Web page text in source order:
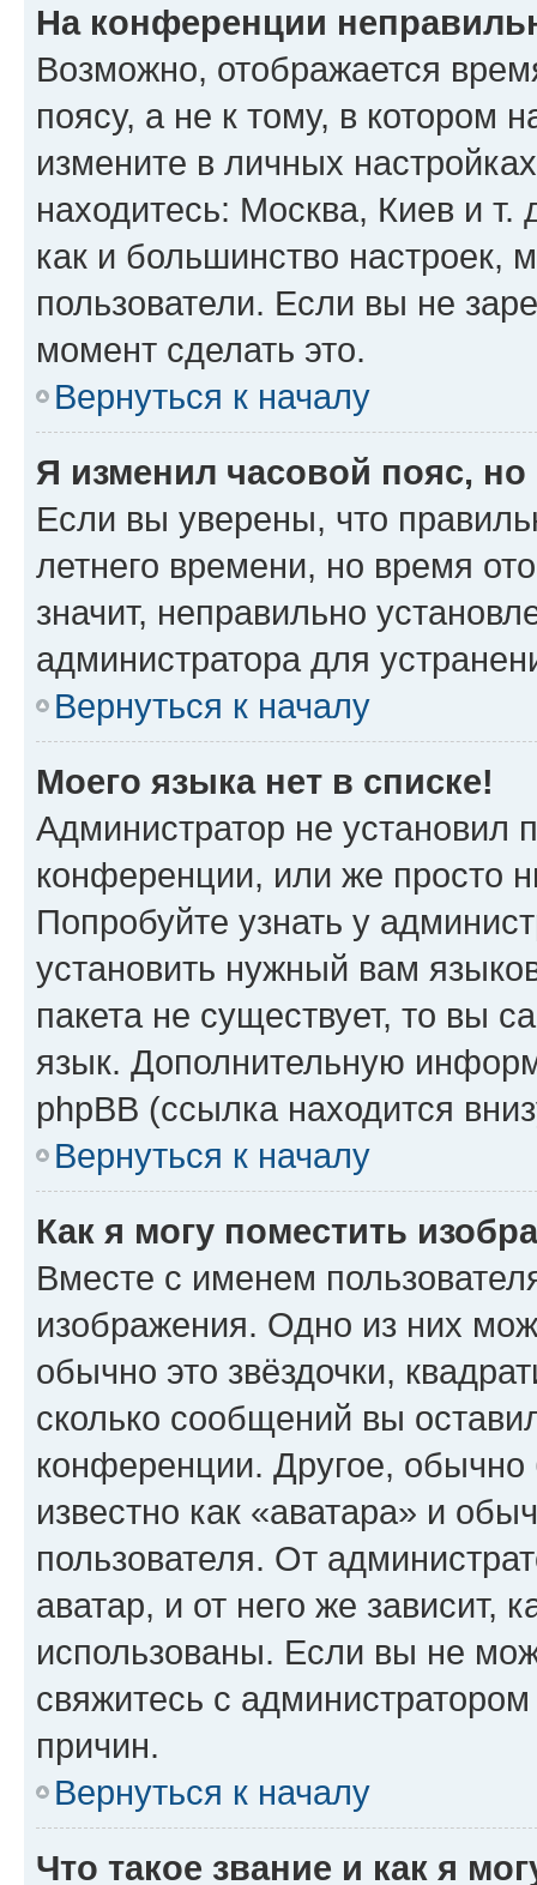
На конференции
Возможно, отображается
поясу, а не к тому, в котором
измените в личных
находитесь: Москва, Киев и т.
как и большинство настроек,
пользователи. Если вы не
момент сделать это.
Вернуться к началу
Я изменил часовой пояс,
Если вы уверены, что
летнего времени, но время
значит, неправильно
администратора для
Вернуться к началу
Моего языка нет в списке!
Администратор не установил
конференции, или же просто
Попробуйте узнать у
установить нужный вам
пакета не существует, то вы
язык. Дополнительную
phpBB (ссылка находится
Вернуться к началу
Как я могу поместить
Вместе с именем
изображения. Одно из них
обычно это звёздочки,
сколько сообщений вы
конференции. Другое,
известно как «аватара» и
пользователя. От
аватар, и от него же зависит,
использованы. Если вы не
свяжитесь с
причин.
Вернуться к началу
Что такое звание и как я